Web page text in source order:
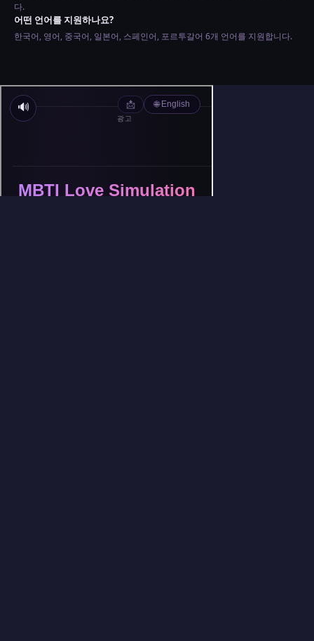
다.
어떤 언어를 지원하나요?
한국어, 영어, 중국어, 일본어, 스페인어, 포르투갈어 6개 언어를 지원합니다.